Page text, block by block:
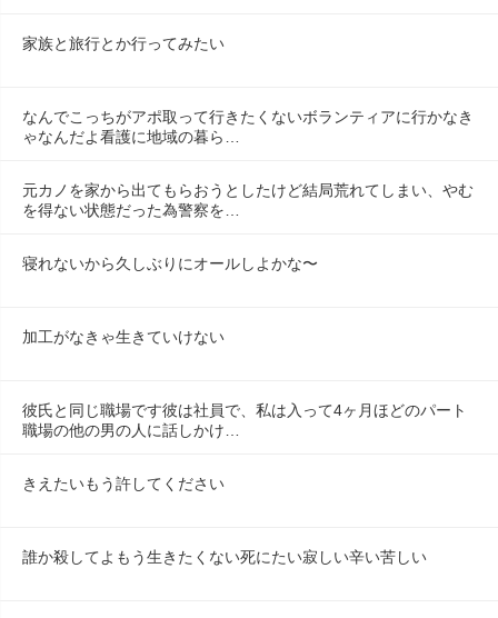
家族と旅行とか行ってみたい
なんでこっちがアポ取って行きたくないボランティアに行かなき
ゃなんだよ看護に地域の暮ら…
元カノを家から出てもらおうとしたけど結局荒れてしまい、やむ
を得ない状態だった為警察を…
寝れないから久しぶりにオールしよかな〜
加工がなきゃ生きていけない
彼氏と同じ職場です彼は社員で、私は入って4ヶ月ほどのパート
職場の他の男の人に話しかけ…
きえたいもう許してください
誰か殺してよもう生きたくない死にたい寂しい辛い苦しい